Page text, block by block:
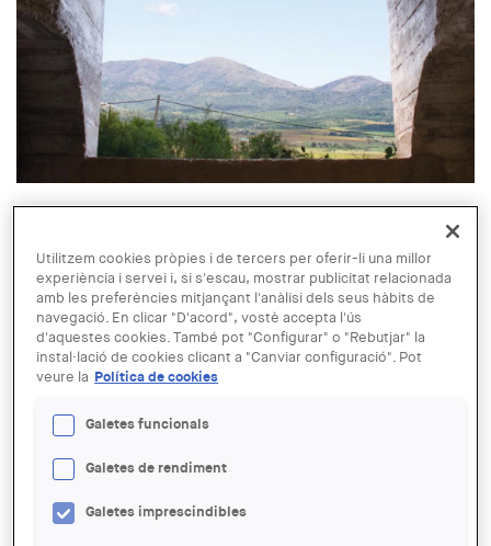
16 MAR
Presentació del llibre "Recórrer la
Garriguella fortificada. Desxifrant
els búnquers: arquitectura i
paisatge”
COAC
LLOC:
Figueres
Utilitzem cookies pròpies i de tercers per oferir-li una millor
experiència i servei i, si s'escau, mostrar publicitat relacionada
amb les preferències mitjançant l'anàlisi dels seus hàbits de
navegació. En clicar "D'acord", vostè accepta l'ús
d'aquestes cookies. També pot "Configurar" o "Rebutjar" la
instal·lació de cookies clicant a "Canviar configuració". Pot
veure la Política de cookies
Galetes funcionals
Galetes de rendiment
Galetes imprescindibles